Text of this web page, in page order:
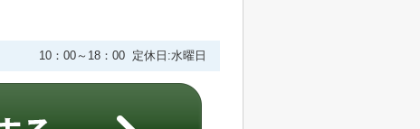
10：00～18：00 定休日:水曜日